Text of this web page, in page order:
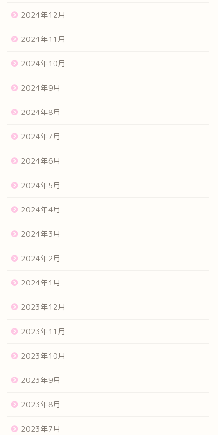
2024年12月
2024年11月
2024年10月
2024年9月
2024年8月
2024年7月
2024年6月
2024年5月
2024年4月
2024年3月
2024年2月
2024年1月
2023年12月
2023年11月
2023年10月
2023年9月
2023年8月
2023年7月